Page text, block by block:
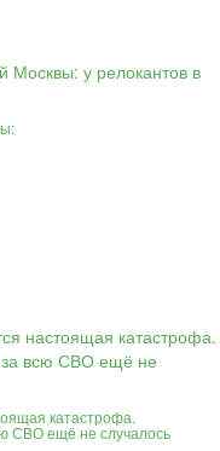
катастрофа.
СВО ещё не случалось